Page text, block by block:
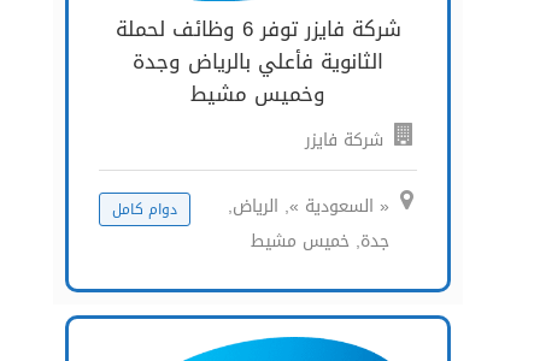
شركة فايزر توفر 6 وظائف لحملة
الثانوية فأعلي بالرياض وجدة
وخميس مشيط
شركة فايزر
« السعودية », الرياض,
جدة, خميس مشيط
دوام كامل